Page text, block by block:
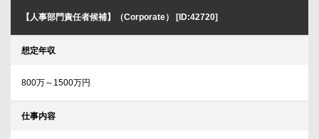
【人事部門責任者候補】（Corporate） [ID:42720]
想定年収
800万～1500万円
仕事内容